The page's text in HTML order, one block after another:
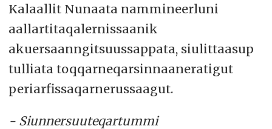
Kalaallit Nunaata nammineerluni
aallartitaqalernissaanik
akuersaanngitsuussappata, siulittaasup
tulliata toqqarneqarsinnaaneratigut
periarfissaqarnerussaagut.
- Siunnersuuteqartummi